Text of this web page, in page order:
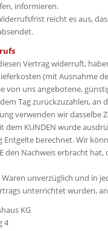
informieren.
reicht es aus,
Vertrag widerruft,
(mit Ausnahme
von uns angebotene,
Tag zurückzuzahlen,
verwenden wir
dem KUNDEN wurde
Entgelte berechnet. Wir
den Nachweis erbracht
Waren unverzüglich und in
unterrichtet wurden,
KG
4